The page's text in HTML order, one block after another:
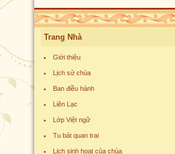
Trang Nhà
Giới thiệu
Lịch sử chùa
Ban điều hành
Liên Lạc
Lớp Việt ngữ
Tu bát quan trai
Lịch sinh hoạt của chùa